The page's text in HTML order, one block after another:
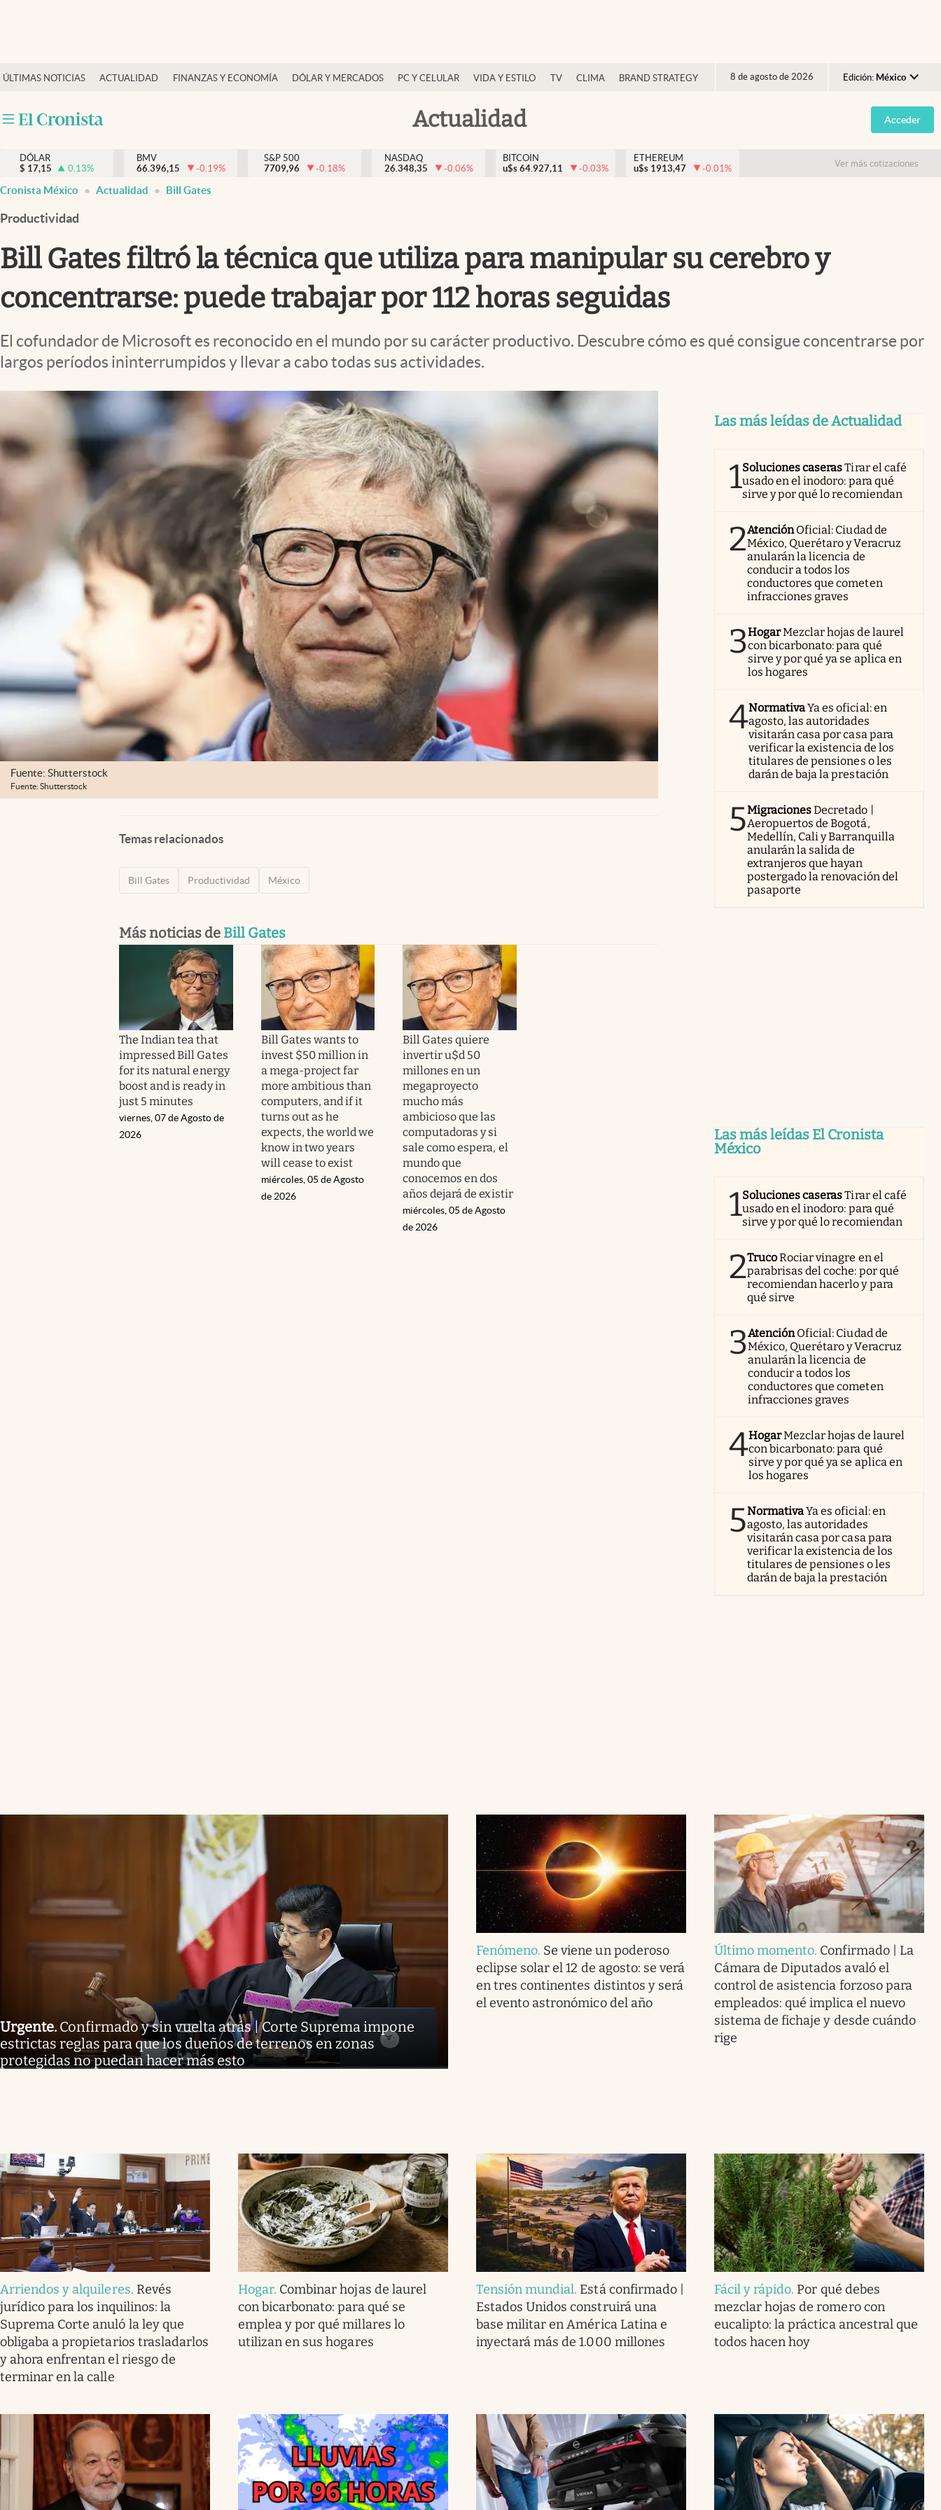
ÚLTIMAS NOTICIAS ACTUALIDAD FINANZAS Y ECONOMÍA DÓLAR Y MERCADOS PC Y CELULAR VIDA Y ESTILO TV CLIMA BRAND STRATEGY 8 de agosto de 2026 Edición: México
Argentina
España
USA
Actualidad
Actualidad
Internacionales
Opinión
Brand Strategy
Vida y estilo
Tv
Espiritualidad
abre en nueva pestaña
Acceder
DÓLAR
$ 17,15 0.13%
BMV
66.396,15
-0.19%
S&P 500
7709,96
-0.18%
NASDAQ
26.348,35
-0.06%
BITCOIN
u$s 64.927,11 -0.03%
ETHEREUM
u$s 1913,47 -0.01% Ver más cotizaciones
Cronista México Actualidad Bill Gates
Productividad
Bill Gates filtró la técnica que utiliza para manipular su cerebro y
concentrarse: puede trabajar por 112 horas seguidas
El cofundador de Microsoft es reconocido en el mundo por su carácter productivo. Descubre cómo es qué consigue concentrarse por
largos períodos ininterrumpidos y llevar a cabo todas sus actividades.
Fuente: Shutterstock
Fuente: Shutterstock
Temas relacionados
Bill Gates Productividad México
Más noticias de Bill Gates
The Indian tea that
impressed Bill Gates
for its natural energy
boost and is ready in
just 5 minutes
viernes, 07 de Agosto de
2026
Bill Gates wants to
invest $50 million in
a mega-project far
more ambitious than
computers, and if it
turns out as he
expects, the world we
know in two years
will cease to exist
miércoles, 05 de Agosto
de 2026
Bill Gates quiere
invertir u$d 50
millones en un
megaproyecto
mucho más
ambicioso que las
computadoras y si
sale como espera, el
mundo que
conocemos en dos
años dejará de existir
miércoles, 05 de Agosto
de 2026
Las más leídas de Actualidad
1Soluciones caserasTirar el café
usado en el inodoro: para qué
sirve y por qué lo recomiendan
2AtenciónOficial: Ciudad de
México, Querétaro y Veracruz
anularán la licencia de
conducir a todos los
conductores que cometen
infracciones graves
3HogarMezclar hojas de laurel
con bicarbonato: para qué
sirve y por qué ya se aplica en
los hogares
4NormativaYa es oficial: en
agosto, las autoridades
visitarán casa por casa para
verificar la existencia de los
titulares de pensiones o les
darán de baja la prestación
5MigracionesDecretado |
Aeropuertos de Bogotá,
Medellín, Cali y Barranquilla
anularán la salida de
extranjeros que hayan
postergado la renovación del
pasaporte
Las más leídas El Cronista
México
1Soluciones caserasTirar el café
usado en el inodoro: para qué
sirve y por qué lo recomiendan
2TrucoRociar vinagre en el
parabrisas del coche: por qué
recomiendan hacerlo y para
qué sirve
3AtenciónOficial: Ciudad de
México, Querétaro y Veracruz
anularán la licencia de
conducir a todos los
conductores que cometen
infracciones graves
4HogarMezclar hojas de laurel
con bicarbonato: para qué
sirve y por qué ya se aplica en
los hogares
5NormativaYa es oficial: en
agosto, las autoridades
visitarán casa por casa para
verificar la existencia de los
titulares de pensiones o les
darán de baja la prestación
Urgente. Confirmado y sin vuelta atrás | Corte Suprema impone
estrictas reglas para que los dueños de terrenos en zonas
protegidas no puedan hacer más esto
Fenómeno. Se viene un poderoso
eclipse solar el 12 de agosto: se verá
en tres continentes distintos y será
el evento astronómico del año
Último momento. Confirmado | La
Cámara de Diputados avaló el
control de asistencia forzoso para
empleados: qué implica el nuevo
sistema de fichaje y desde cuándo
rige
Arriendos y alquileres. Revés
jurídico para los inquilinos: la
Suprema Corte anuló la ley que
obligaba a propietarios trasladarlos
y ahora enfrentan el riesgo de
terminar en la calle
Hogar. Combinar hojas de laurel
con bicarbonato: para qué se
emplea y por qué millares lo
utilizan en sus hogares
Tensión mundial. Está confirmado |
Estados Unidos construirá una
base militar en América Latina e
inyectará más de 1.000 millones
Fácil y rápido. Por qué debes
mezclar hojas de romero con
eucalipto: la práctica ancestral que
todos hacen hoy